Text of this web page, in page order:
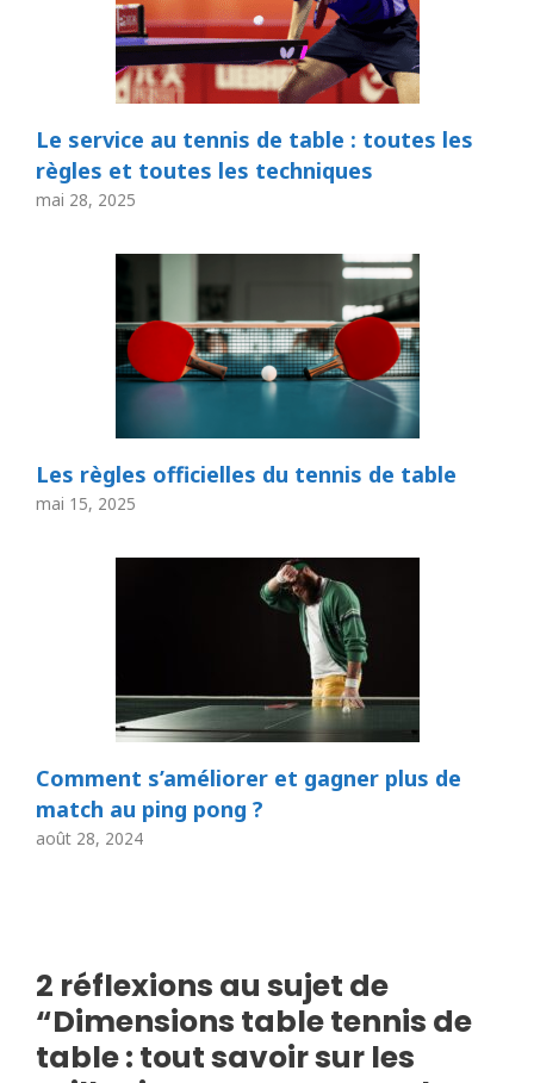
Le service au tennis de table : toutes les
règles et toutes les techniques
mai 28, 2025
Les règles officielles du tennis de table
mai 15, 2025
Comment s’améliorer et gagner plus de
match au ping pong ?
août 28, 2024
2 réflexions au sujet de
“Dimensions table tennis de
table : tout savoir sur les